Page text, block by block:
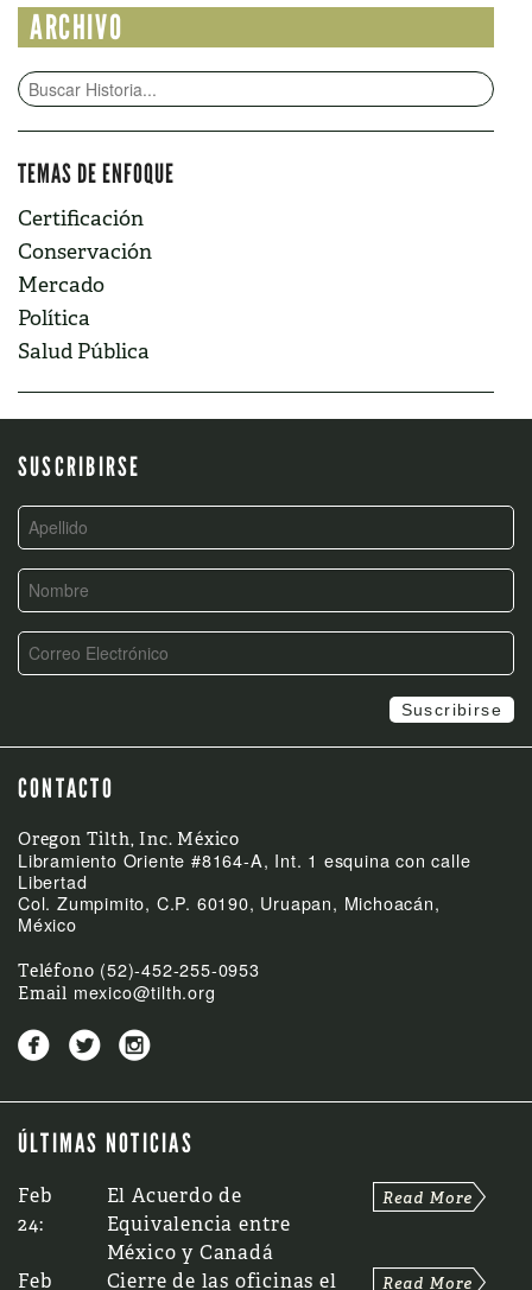
ARCHIVO
TEMAS DE ENFOQUE
Certificación
Conservación
Mercado
Política
Salud Pública
SUSCRIBIRSE
CONTACTO
Oregon Tilth, Inc. México
Libramiento Oriente #8164-A, Int. 1 esquina con calle
Libertad
Col. Zumpimito, C.P. 60190, Uruapan, Michoacán,
México
Teléfono (52)-452-255-0953
Email mexico@tilth.org
  
ÚLTIMAS NOTICIAS
Feb
24:
El Acuerdo de
Equivalencia entre
México y Canadá
Feb
Cierre de las oficinas el